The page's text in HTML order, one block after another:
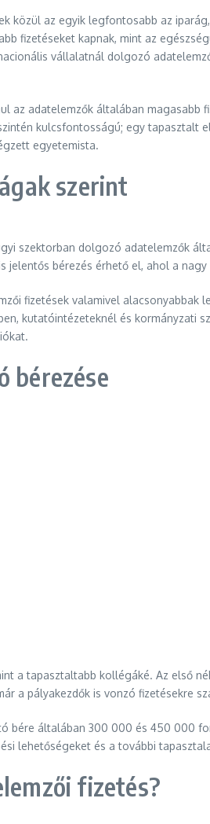
közül az egyik legfontosabb az
fizetéseket kapnak, mint az
vállalatnál dolgozó
az adatelemzők általában
kulcsfontosságú; egy
egyetemista.
szerint
szektorban dolgozó adatelemzők
jelentős bérezés érhető el, ahol a
fizetések valamivel
kutatóintézeteknél és
bérezése
a tapasztaltabb kollégáké. Az első
a pályakezdők is vonzó fizetésekre
bére általában 300 000 és 450 000
lehetőségeket és a további
fizetés?